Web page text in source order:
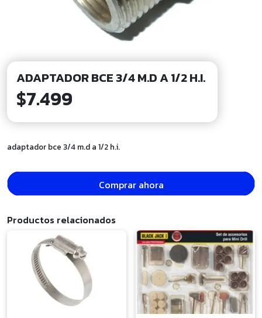
ADAPTADOR BCE 3/4 M.D A 1/2 H.I.
$7.499
adaptador bce 3/4 m.d a 1/2 h.i.
Comprar ahora
Productos relacionados